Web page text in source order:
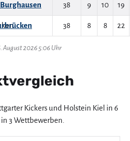
38 9 10 19
38 8 8 22
August 2026 5:06 Uhr
Kickers und Holstein Kiel in 6
3 Wettbewerben.